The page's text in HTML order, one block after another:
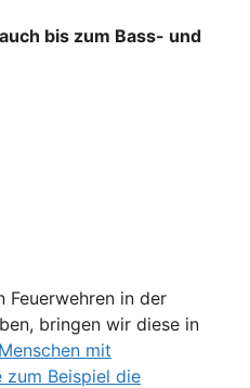
bis zum Bass- und
Feuerwehren in der
bringen wir diese in
mit
zum Beispiel die